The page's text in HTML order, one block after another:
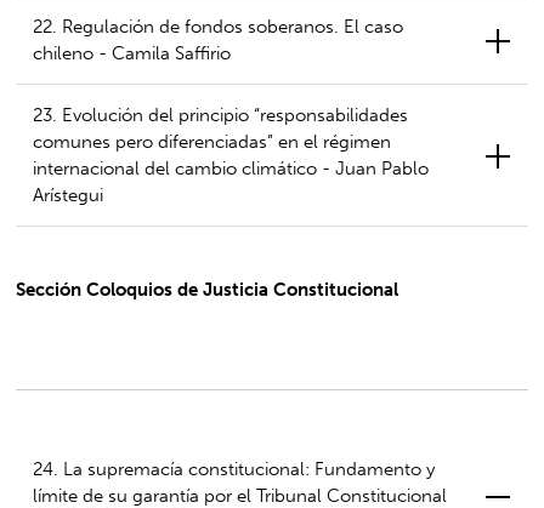
22. Regulación de fondos soberanos. El caso
chileno - Camila Saffirio
23. Evolución del principio “responsabilidades
comunes pero diferenciadas” en el régimen
internacional del cambio climático - Juan Pablo
Arístegui
Sección Coloquios de Justicia Constitucional
24. La supremacía constitucional: Fundamento y
límite de su garantía por el Tribunal Constitucional